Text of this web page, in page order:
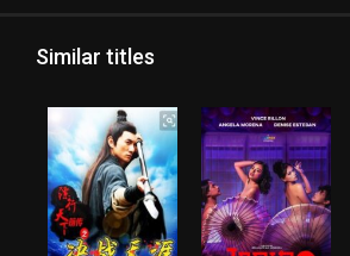
Similar titles